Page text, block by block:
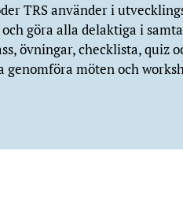
TRS använder i
göra alla delaktiga i
övningar, checklista, quiz
möten och